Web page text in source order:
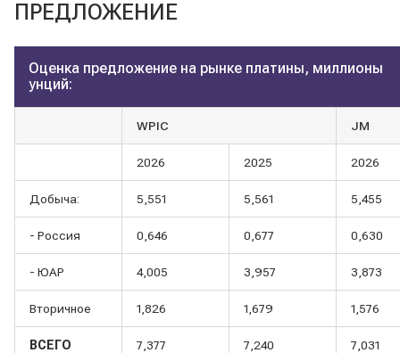
ПРЕДЛОЖЕНИЕ
Оценка предложение на рынке платины, миллионы
унций:
WPIC JM
2026 2025 2026
Добыча: 5,551 5,561 5,455
- Россия 0,646 0,677 0,630
- ЮАР 4,005 3,957 3,873
Вторичное 1,826 1,679 1,576
ВСЕГО 7,377 7,240 7,031